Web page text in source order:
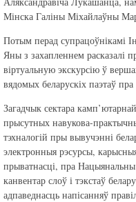
Мінска Галіны Міхайлаўны
Потым перад супрацоўнікамі
Яны з захапленнем расказалі
віртуальную экскурсію ў
вядомых беларускіх паэтаў
Загадчык сектара
прысутных навукова-
тэхналогій пры вывучэнні
электронныя рэсурсы,
прыватнасці, пра
канвентар слоў і тэкстаў
адпаведнасць напісанняў